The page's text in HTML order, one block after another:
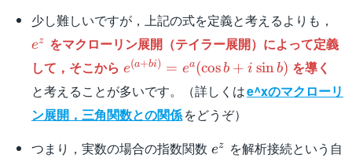
少し難しいですが，上記の式を定義と考えるよりも，
ez
をマクローリン展開（テイラー展開）によって定義
して，そこから e^{(a+bi)}=e^a(\cos
b+i\sin b)
e(a+bi) = ea(cosb + i sinb) を導く
と考えることが多いです。（詳しくはe^xのマクローリ
ン展開，三角関数との関係をどうぞ）
つまり，実数の場合の指数関数 e^z
ez
を解析接続という自